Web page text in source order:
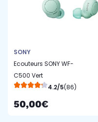
SONY
Ecouteurs SONY WF-
C500 Vert
4.2/5(86)
50,00€